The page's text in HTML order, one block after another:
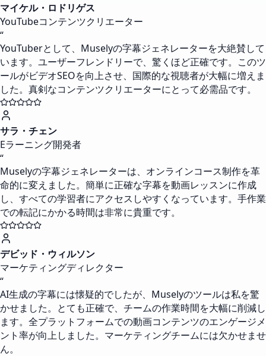
マイケル・ロドリゲス
YouTubeコンテンツクリエーター
“
YouTuberとして、Muselyの字幕ジェネレーターを大絶賛して
います。ユーザーフレンドリーで、驚くほど正確です。このツ
ールがビデオSEOを向上させ、国際的な視聴者が大幅に増えま
した。真剣なコンテンツクリエーターにとって必需品です。
サラ・チェン
Eラーニング開発者
“
Muselyの字幕ジェネレーターは、オンラインコース制作を革
命的に変えました。簡単に正確な字幕を動画レッスンに作成
し、すべての学習者にアクセスしやすくなっています。手作業
での転記にかかる時間は非常に貴重です。
デビッド・ウィルソン
マーケティングディレクター
“
AI生成の字幕には懐疑的でしたが、Muselyのツールは私を驚
かせました。とても正確で、チームの作業時間を大幅に削減し
ます。全プラットフォームでの動画コンテンツのエンゲージメ
ント率が向上しました。マーケティングチームには欠かせませ
ん。